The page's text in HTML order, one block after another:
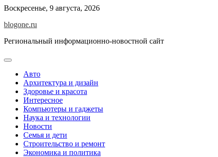
Перейти
содержимому
Воскресенье, 9 августа, 2026
blogone.ru
Региональный информационно-новостной сайт
Авто
Архитектура и дизайн
Здоровье и красота
Интересное
Компьютеры и гаджеты
Наука и технологии
Новости
Семья и дети
Строительство и ремонт
Экономика и политика